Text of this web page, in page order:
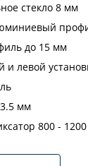
стекло 8 мм
до 15 мм
и левой
мм
800 -